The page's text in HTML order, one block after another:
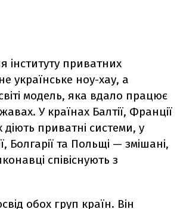
інституту приватних
українське ноу-хау, а
модель, яка вдало працює
У країнах Балтії, Франції
діють приватні системи, у
Болгарії та Польщі — змішані,
співіснують з
обох груп країн. Він